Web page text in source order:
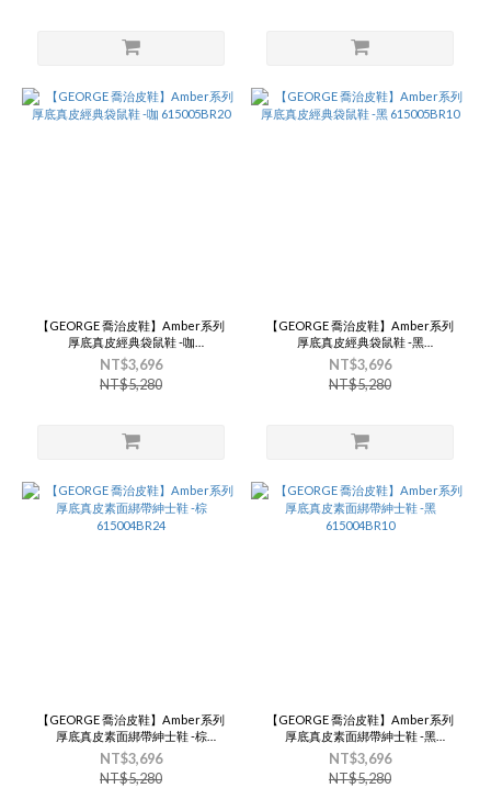
【GEORGE 喬治皮鞋】Amber系列
厚底真皮經典袋鼠鞋 -咖
615005BR20
NT$3,696
NT$5,280
【GEORGE 喬治皮鞋】Amber系列
厚底真皮經典袋鼠鞋 -黑
615005BR10
NT$3,696
NT$5,280
【GEORGE 喬治皮鞋】Amber系列
厚底真皮素面綁帶紳士鞋 -棕
615004BR24
NT$3,696
NT$5,280
【GEORGE 喬治皮鞋】Amber系列
厚底真皮素面綁帶紳士鞋 -黑
615004BR10
NT$3,696
NT$5,280